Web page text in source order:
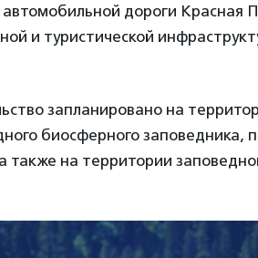
дороги Красная
и туристической
запланировано на
биосферного заповедника,
также на территории